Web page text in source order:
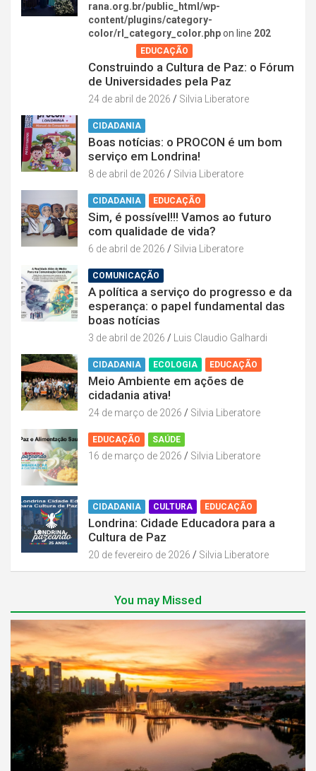
rana.org.br/public_html/wp-
content/plugins/category-
color/rl_category_color.phpon line 202
EDUCAÇÃO
Construindo a Cultura de Paz: o Fórum
de Universidades pela Paz
24 de abril de 2026 Silvia Liberatore
CIDADANIA
Boas notícias: o PROCON é um bom
serviço em Londrina!
8 de abril de 2026 Silvia Liberatore
CIDADANIA EDUCAÇÃO
Sim, é possível!!! Vamos ao futuro
com qualidade de vida?
6 de abril de 2026 Silvia Liberatore
COMUNICAÇÃO
A política a serviço do progresso e da
esperança: o papel fundamental das
boas notícias
3 de abril de 2026 Luis Claudio Galhardi
CIDADANIA ECOLOGIA EDUCAÇÃO
Meio Ambiente em ações de
cidadania ativa!
24 de março de 2026 Silvia Liberatore
EDUCAÇÃO SAÚDE
16 de março de 2026 Silvia Liberatore
CIDADANIA CULTURA EDUCAÇÃO
Londrina: Cidade Educadora para a
Cultura de Paz
20 de fevereiro de 2026 Silvia Liberatore
You may Missed